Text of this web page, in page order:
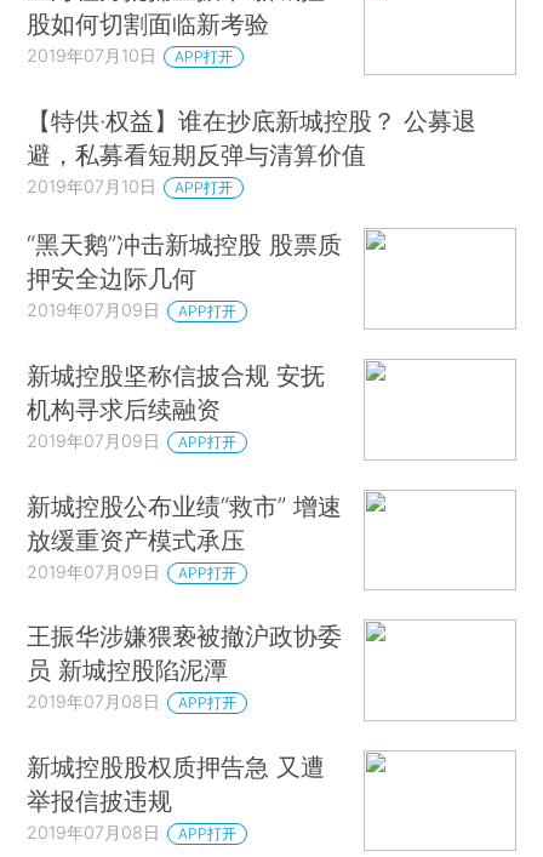
股如何切割面临新考验
2019年07月10日 APP打开
【特供·权益】谁在抄底新城控股？ 公募退
避，私募看短期反弹与清算价值
2019年07月10日 APP打开
“黑天鹅”冲击新城控股 股票质
押安全边际几何
2019年07月09日 APP打开
新城控股坚称信披合规 安抚
机构寻求后续融资
2019年07月09日 APP打开
新城控股公布业绩“救市” 增速
放缓重资产模式承压
2019年07月09日 APP打开
王振华涉嫌猥亵被撤沪政协委
员 新城控股陷泥潭
2019年07月08日 APP打开
新城控股股权质押告急 又遭
举报信披违规
2019年07月08日 APP打开